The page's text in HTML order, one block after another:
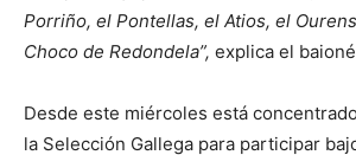
Porriño, el Pontellas, el Atios, el
Choco de Redondela”, explica el
Desde este miércoles está
la Selección Gallega para participar